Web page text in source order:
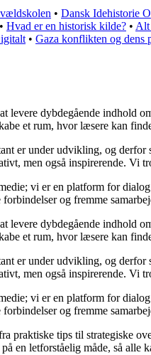
• Dansk Idehistorie
• Hvad er en historisk kilde? • Alt
• Gaza konflikten og dens
dybdegående indhold
et rum, hvor læsere kan
er under udvikling, og derfor
men også inspirerende. Vi
vi er en platform for
og fremme
dybdegående indhold
et rum, hvor læsere kan
er under udvikling, og derfor
men også inspirerende. Vi
vi er en platform for
og fremme
praktiske tips til strategiske
en letforståelig måde, så alle